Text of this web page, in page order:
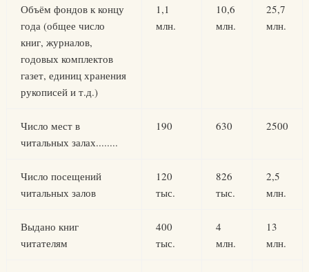
Объём фондов к концу
года (общее число
книг, журналов,
годовых комплектов
газет, единиц хранения
рукописей и т.д.)
1,1
млн.
10,6
млн.
25,7
млн.
Число мест в
читальных залах........
190 630 2500
Число посещений
читальных залов
120
тыс.
826
тыс.
2,5
млн.
Выдано книг
читателям
400
тыс.
4
млн.
13
млн.